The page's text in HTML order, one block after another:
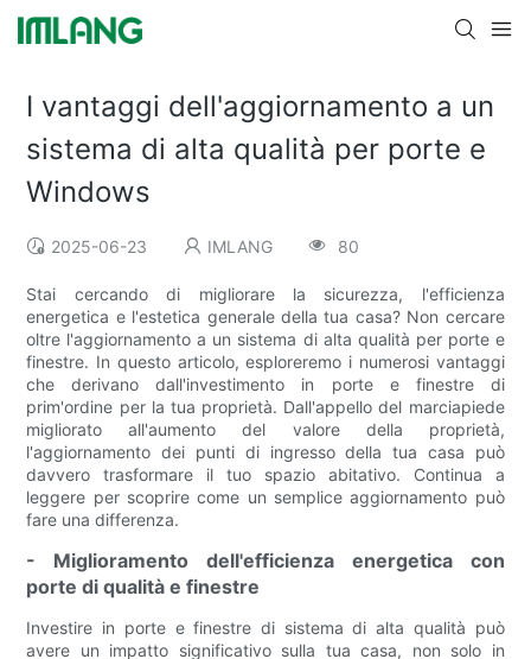
I vantaggi dell'aggiornamento a un
sistema di alta qualità per porte e
Windows
2025-06-23 IMLANG 80
Stai cercando di migliorare la sicurezza, l'efficienza
energetica e l'estetica generale della tua casa? Non cercare
oltre l'aggiornamento a un sistema di alta qualità per porte e
finestre. In questo articolo, esploreremo i numerosi vantaggi
che derivano dall'investimento in porte e finestre di
prim'ordine per la tua proprietà. Dall'appello del marciapiede
migliorato all'aumento del valore della proprietà,
l'aggiornamento dei punti di ingresso della tua casa può
davvero trasformare il tuo spazio abitativo. Continua a
leggere per scoprire come un semplice aggiornamento può
fare una differenza.
- Miglioramento dell'efficienza energetica con
porte di qualità e finestre
Investire in porte e finestre di sistema di alta qualità può
avere un impatto significativo sulla tua casa, non solo in